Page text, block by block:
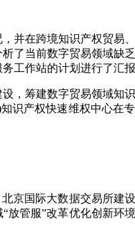
并在跨境知识产权贸易
了当前数字贸易领域缺
工作站的计划进行了汇报
，筹建数字贸易领域知
识产权快速维权中心在
京国际大数据交易所建
管服”改革优化创新环